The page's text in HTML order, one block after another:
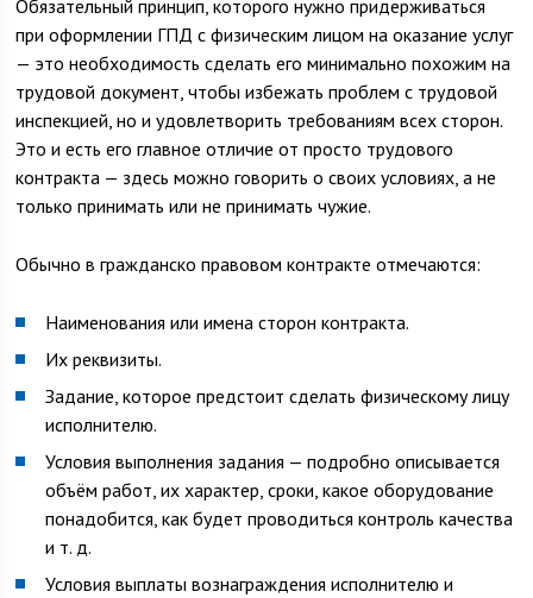
Обязательный принцип, которого нужно придерживаться
при оформлении ГПД с физическим лицом на оказание услуг
— это необходимость сделать его минимально похожим на
трудовой документ, чтобы избежать проблем с трудовой
инспекцией, но и удовлетворить требованиям всех сторон.
Это и есть его главное отличие от просто трудового
контракта — здесь можно говорить о своих условиях, а не
только принимать или не принимать чужие.
Обычно в гражданско правовом контракте отмечаются:
Наименования или имена сторон контракта.
Их реквизиты.
Задание, которое предстоит сделать физическому лицу
исполнителю.
Условия выполнения задания — подробно описывается
объём работ, их характер, сроки, какое оборудование
понадобится, как будет проводиться контроль качества
и т. д.
Условия выплаты вознаграждения исполнителю и